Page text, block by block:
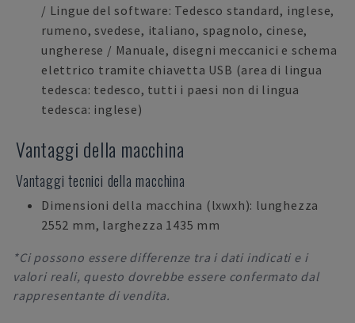
/ Lingue del software: Tedesco standard, inglese,
rumeno, svedese, italiano, spagnolo, cinese,
ungherese / Manuale, disegni meccanici e schema
elettrico tramite chiavetta USB (area di lingua
tedesca: tedesco, tutti i paesi non di lingua
tedesca: inglese)
Vantaggi della macchina
Vantaggi tecnici della macchina
Dimensioni della macchina (lxwxh): lunghezza
2552 mm, larghezza 1435 mm
*Ci possono essere differenze tra i dati indicati e i
valori reali, questo dovrebbe essere confermato dal
rappresentante di vendita.